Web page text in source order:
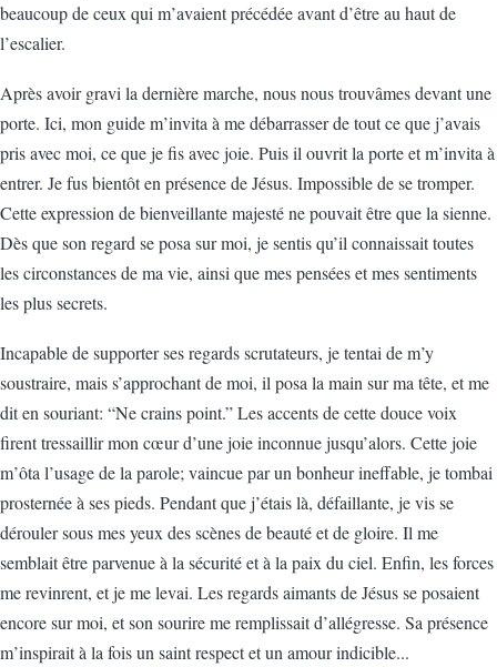
beaucoup de ceux qui m’avaient précédée avant d’être au haut de
l’escalier.
Après avoir gravi la dernière marche, nous nous trouvâmes devant une
porte. Ici, mon guide m’invita à me débarrasser de tout ce que j’avais
pris avec moi, ce que je fis avec joie. Puis il ouvrit la porte et m’invita à
entrer. Je fus bientôt en présence de Jésus. Impossible de se tromper.
Cette expression de bienveillante majesté ne pouvait être que la sienne.
Dès que son regard se posa sur moi, je sentis qu’il connaissait toutes
les circonstances de ma vie, ainsi que mes pensées et mes sentiments
les plus secrets.
Incapable de supporter ses regards scrutateurs, je tentai de m’y
soustraire, mais s’approchant de moi, il posa la main sur ma tête, et me
dit en souriant: “Ne crains point.” Les accents de cette douce voix
firent tressaillir mon cœur d’une joie inconnue jusqu’alors. Cette joie
m’ôta l’usage de la parole; vaincue par un bonheur ineffable, je tombai
prosternée à ses pieds. Pendant que j’étais là, défaillante, je vis se
dérouler sous mes yeux des scènes de beauté et de gloire. Il me
semblait être parvenue à la sécurité et à la paix du ciel. Enfin, les forces
me revinrent, et je me levai. Les regards aimants de Jésus se posaient
encore sur moi, et son sourire me remplissait d’allégresse. Sa présence
m’inspirait à la fois un saint respect et un amour indicible...